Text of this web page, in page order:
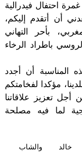
احتفال فيدرالية
أن أتقدم إليكم،
بأحر التهاني
باطراد الرخاء
المناسبة أن أجدد
مؤكدا لفخامتكم
تعزيز علاقاتنا
لما فيه مصلحة
خالد والشاب